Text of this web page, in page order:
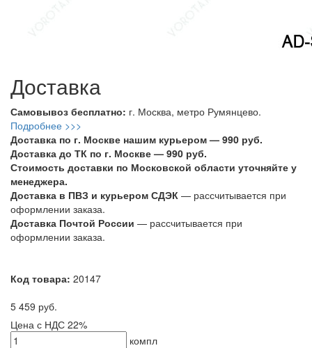
Доставка
Самовывоз бесплатно: г. Москва, метро Румянцево.
Подробнее >>>
Доставка по г. Москве нашим курьером — 990 руб.
Доставка до ТК по г. Москве — 990 руб.
Стоимость доставки по Московской области уточняйте у
менеджера.
Доставка в ПВЗ и курьером СДЭК — рассчитывается при
оформлении заказа.
Доставка Почтой России — рассчитывается при
оформлении заказа.
Код товара: 20147
5 459 руб.
Цена с НДС 22%
компл